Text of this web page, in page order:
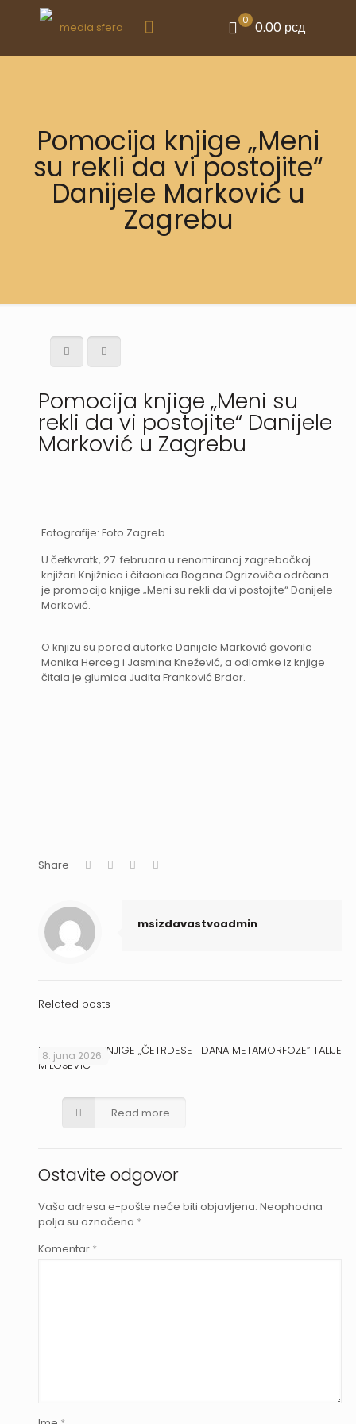
0 0.00 рсд
Pomocija knjige „Meni
su rekli da vi postojite“
Danijele Marković u
Zagrebu
Pomocija knjige „Meni su
rekli da vi postojite“ Danijele
Marković u Zagrebu
Fotografije: Foto Zagreb
U četkvratk, 27. februara u renomiranoj zagrebačkoj
knjižari Knjižnica i čitaonica Bogana Ogrizovića odrćana
je promocija knjige „Meni su rekli da vi postojite“ Danijele
Marković.
O knjizu su pored autorke Danijele Marković govorile
Monika Herceg i Jasmina Knežević, a odlomke iz knjige
čitala je glumica Judita Franković Brdar.
Share
msizdavastvoadmin
Related posts
8. juna 2026.
PROMOCIJA KNJIGE „ČETRDESET DANA METAMORFOZE“ TALIJE
MILOŠEVIĆ
Read more
Ostavite odgovor
Vaša adresa e-pošte neće biti objavljena. Neophodna
polja su označena *
Komentar *